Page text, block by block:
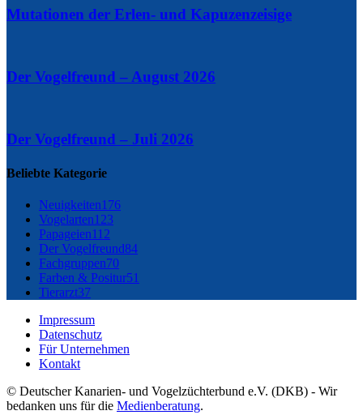
Mutationen der Erlen- und Kapuzenzeisige
Der Vogelfreund – August 2026
Der Vogelfreund – Juli 2026
Beliebte Kategorie
Neuigkeiten176
Vogelarten123
Papageien112
Der Vogelfreund84
Fachgruppen70
Farben & Positur51
Tierarzt37
Impressum
Datenschutz
Für Unternehmen
Kontakt
© Deutscher Kanarien- und Vogelzüchterbund e.V. (DKB) - Wir
bedanken uns für die Medienberatung.